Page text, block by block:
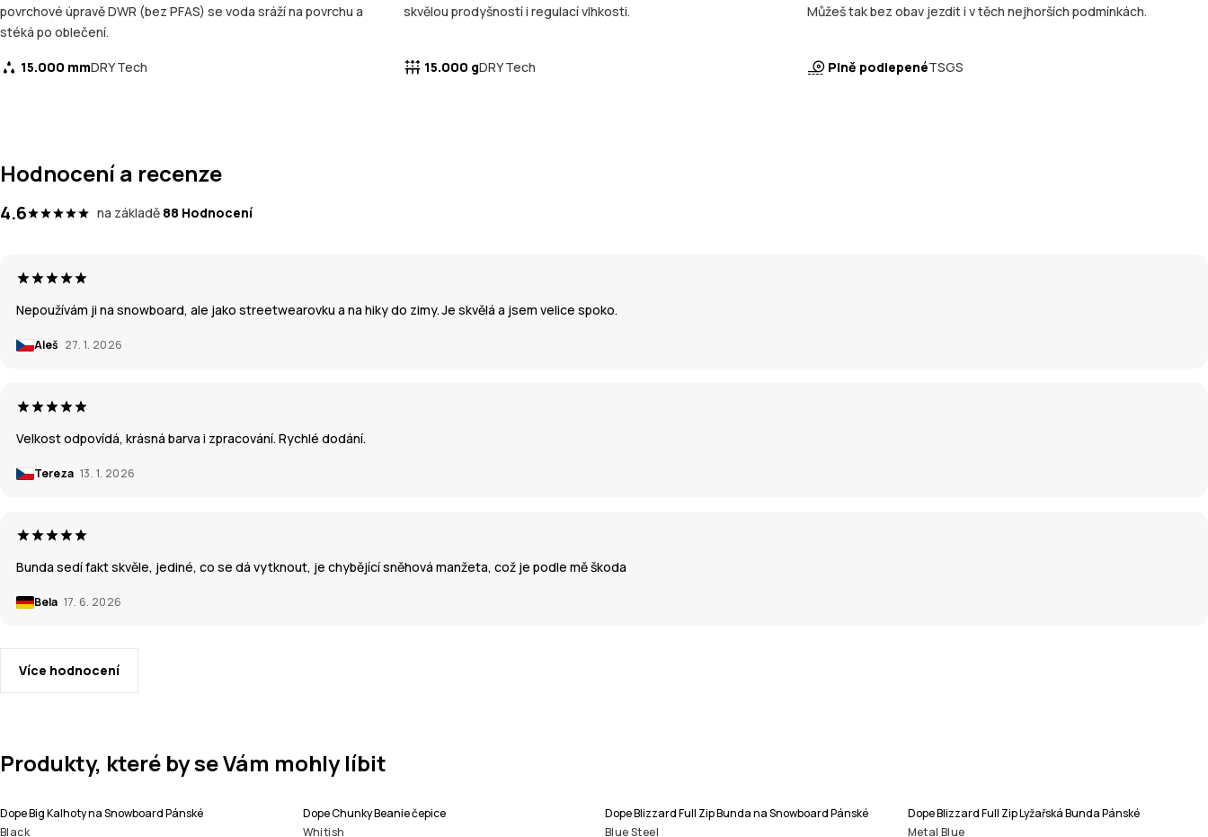
povrchové úpravě DWR (bez PFAS) se voda sráží na povrchu a
stéká po oblečení.
15.000 mmDRY Tech
skvělou prodyšností i regulací vlhkosti.
15.000 gDRY Tech
Můžeš tak bez obav jezdit i v těch nejhorších podmínkách.
Plně podlepenéTSGS
Hodnocení a recenze
4.6 na základě 88 Hodnocení
Nepoužívám ji na snowboard, ale jako streetwearovku a na hiky do zimy. Je skvělá a jsem velice spoko.
Aleš 27. 1. 2026
Velkost odpovídá, krásná barva i zpracování. Rychlé dodání.
Tereza 13. 1. 2026
Bunda sedí fakt skvěle, jediné, co se dá vytknout, je chybějící sněhová manžeta, což je podle mě škoda
Bela 17. 6. 2026
Více hodnocení
Produkty, které by se Vám mohly líbit
Dope Big Kalhoty na Snowboard Pánské
Black
Dope Chunky Beanie čepice
Whitish
Dope Blizzard Full Zip Bunda na Snowboard Pánské
Blue Steel
Dope Blizzard Full Zip Lyžařská Bunda Pánské
Metal Blue